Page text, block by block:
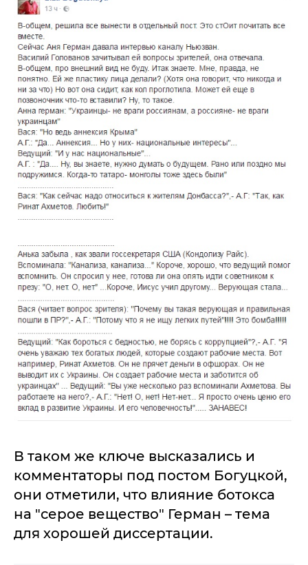
В таком же ключе высказались и
комментаторы под постом Богуцкой,
они отметили, что влияние ботокса
на "серое вещество" Герман – тема
для хорошей диссертации.